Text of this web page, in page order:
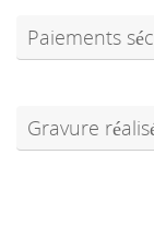
Paiements
Gravure